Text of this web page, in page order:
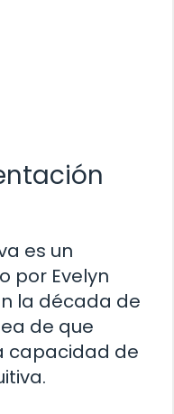
es un
por Evelyn
la década de
de que
capacidad de